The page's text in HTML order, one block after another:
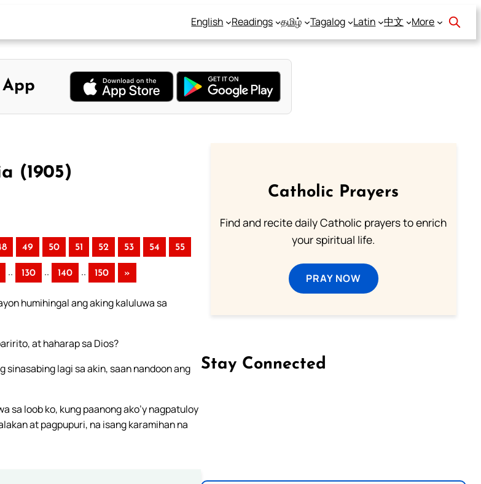
English Readings தமிழ் Tagalog Latin 中文 More
(1905)
49 50 51 52 53 54 55
.. 130 .. 140 .. 150 »
humihingal ang aking kaluluwa sa
at haharap sa Dios?
sinasabing lagi sa akin, saan nandoon ang
sa loob ko, kung paanong ako’y nagpatuloy
at pagpupuri, na isang karamihan na
Catholic Prayers
Find and recite daily Catholic prayers to enrich
your spiritual life.
PRAY NOW
Stay Connected